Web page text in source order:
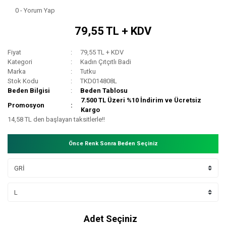
0 - Yorum Yap
79,55 TL + KDV
Fiyat
79,55 TL + KDV
Kategori
Kadın Çıtçıtlı Badi
Marka
Tutku
Stok Kodu
TKD014808L
Beden Bilgisi
Beden Tablosu
Promosyon
7.500 TL Üzeri %10 İndirim ve Ücretsiz
Kargo
14,58 TL den başlayan taksitlerle!!
Önce Renk Sonra Beden Seçiniz
Adet Seçiniz